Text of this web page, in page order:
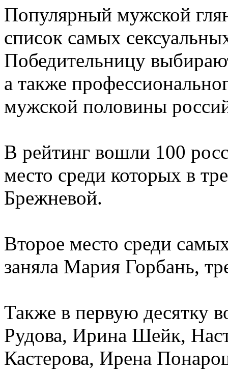
Популярный мужской
список самых
Победительницу
а также
мужской половины
В рейтинг вошли 100
место среди которых в
Брежневой.
Второе место среди
заняла Мария Горбань,
Также в первую десятку
Рудова, Ирина Шейк,
Кастерова, Ирена